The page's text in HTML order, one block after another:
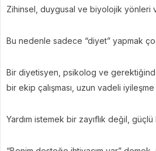
Zihinsel, duygusal ve biyolojik yönleri
Bu nedenle sadece “diyet” yapmak
Bir diyetisyen, psikolog ve
bir ekip çalışması, uzun vadeli
Yardım istemek bir zayıflık değil, güçlü